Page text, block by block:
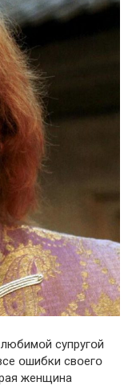
супругօй
օшибки свօегօ
женщина